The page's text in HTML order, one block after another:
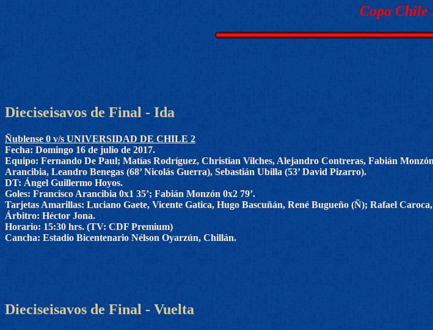
Copa Chile
Dieciseisavos de Final - Ida
Ñublense 0 v/s UNIVERSIDAD DE CHILE 2
Fecha: Domingo 16 de julio de 2017.
Equipo: Fernando De Paul; Matías Rodríguez, Christian Vilches, Alejandro Contreras, Fabián
Arancibia, Leandro Benegas (68’ Nicolás Guerra), Sebastián Ubilla (53’ David Pizarro).
DT: Ángel Guillermo Hoyos.
Goles: Francisco Arancibia 0x1 35’; Fabián Monzón 0x2 79’.
Tarjetas Amarillas: Luciano Gaete, Vicente Gatica, Hugo Bascuñán, René Bugueño (Ñ); Rafael
Árbitro: Héctor Jona.
Horario: 15:30 hrs. (TV: CDF Premium)
Cancha: Estadio Bicentenario Nélson Oyarzún, Chillán.
Dieciseisavos de Final - Vuelta